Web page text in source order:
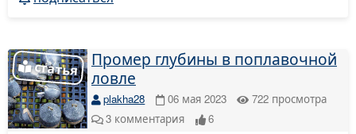
Промер глубины в поплавочной
ловле
plakha28 06 мая 2023 722 просмотра
3 комментария
6